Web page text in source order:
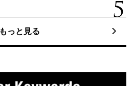
もっと見る